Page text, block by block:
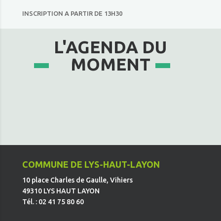
INSCRIPTION A PARTIR DE 13H30
L'AGENDA DU
MOMENT
COMMUNE DE LYS-HAUT-LAYON
10 place Charles de Gaulle, Vihiers
49310 LYS HAUT LAYON
Tél. : 02 41 75 80 60